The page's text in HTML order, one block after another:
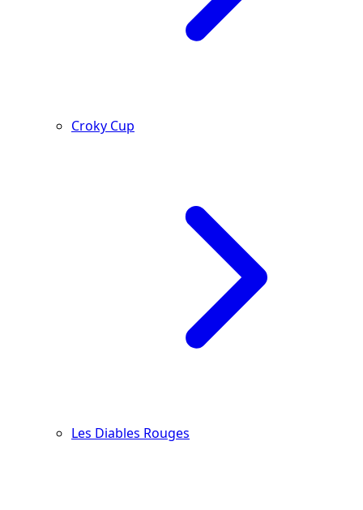
Croky Cup
Les Diables Rouges